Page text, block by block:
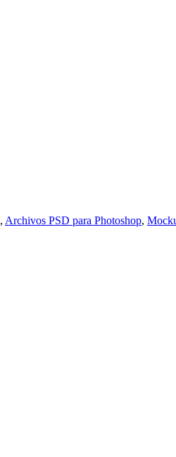
, Archivos PSD para Photoshop,